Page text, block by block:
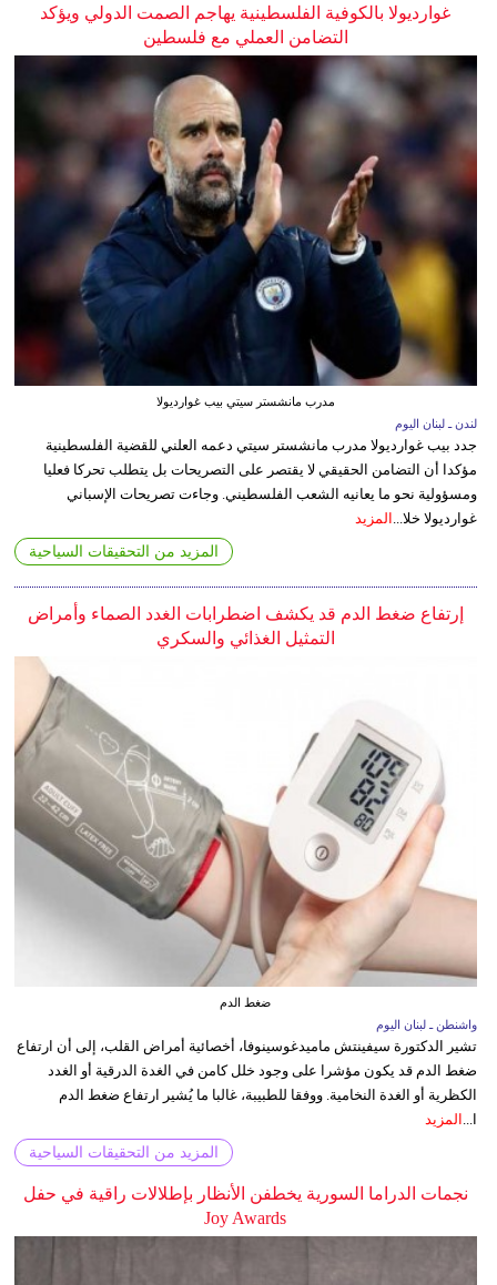
غوارديولا بالكوفية الفلسطينية يهاجم الصمت الدولي ويؤكد
التضامن العملي مع فلسطين
مدرب مانشستر سيتي بيب غوارديولا
لندن ـ لبنان اليوم
جدد بيب غوارديولا مدرب مانشستر سيتي دعمه العلني للقضية الفلسطينية
مؤكدا أن التضامن الحقيقي لا يقتصر على التصريحات بل يتطلب تحركا فعليا
ومسؤولية نحو ما يعانيه الشعب الفلسطيني. وجاءت تصريحات الإسباني
غوارديولا خلا... المزيد
المزيد من التحقيقات السياحية
إرتفاع ضغط الدم قد يكشف اضطرابات الغدد الصماء وأمراض
التمثيل الغذائي والسكري
ضغط الدم
واشنطن ـ لبنان اليوم
تشير الدكتورة سيفينتش ماميدغوسينوفا، أخصائية أمراض القلب، إلى أن ارتفاع
ضغط الدم قد يكون مؤشرا على وجود خلل كامن في الغدة الدرقية أو الغدد
الكظرية أو الغدة النخامية. ووفقا للطبيبة، غالبا ما يُشير ارتفاع ضغط الدم
ا...
المزيد
المزيد من التحقيقات السياحية
نجمات الدراما السورية يخطفن الأنظار بإطلالات راقية في حفل
Joy Awards